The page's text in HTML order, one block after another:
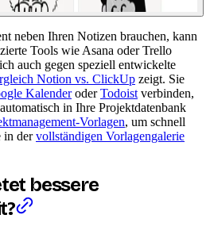
neben Ihren Notizen brauchen, kann
Tools wie Asana oder Trello
auch gegen speziell entwickelte
Notion vs. ClickUp zeigt. Sie
KalenderoderTodoist verbinden,
in Ihre Projektdatenbank
Vorlagen, um schnell
in dervollständigen Vorlagengalerie
bessere